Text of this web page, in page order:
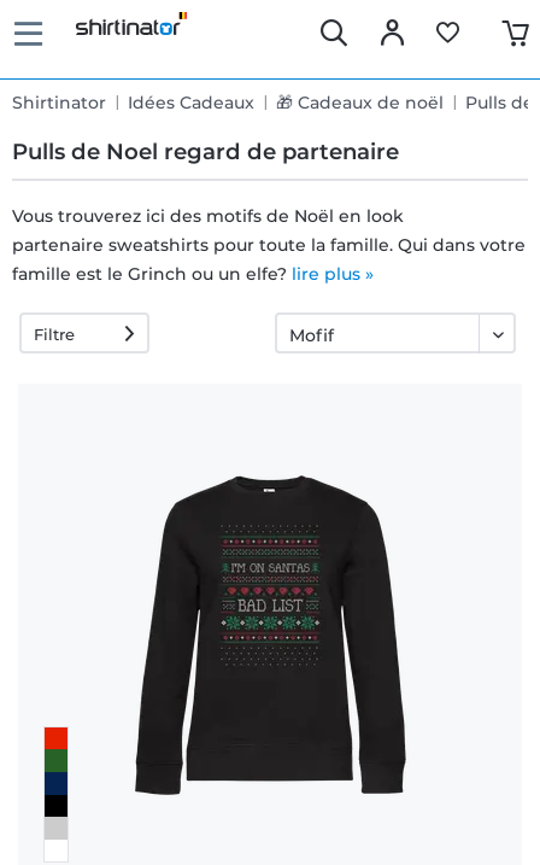
Shirtinator Idées Cadeaux 🎁 Cadeaux de noël Pulls
Pulls de Noel regard de partenaire
Livraison
rétractation
Vous trouverez ici des motifs de Noël en look
partenaire sweatshirts pour toute la famille. Qui dans votre
famille est le Grinch ou un elfe? lire plus »
Filtre